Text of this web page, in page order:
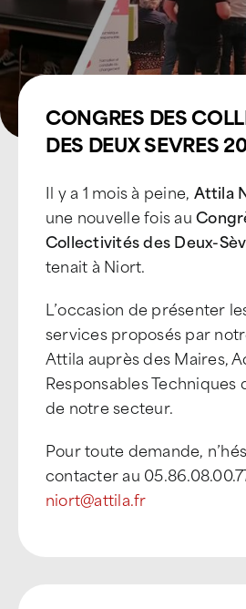
CONGRES DES
DES DEUX SEVRES
Il y a 1 mois à peine, Attila
une nouvelle fois au
Collectivités des Deux-
tenait à Niort.
L’occasion de présenter
services proposés par
Attila auprès des Maires,
Responsables Techniques
de notre secteur.
Pour toute demande,
contacter au
niort@attila.fr